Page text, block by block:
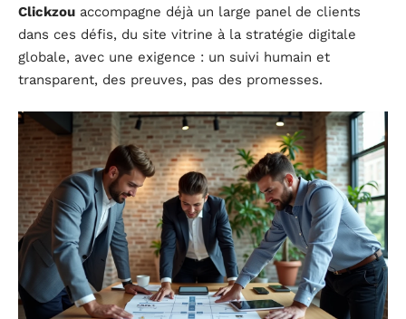
Clickzou accompagne déjà un large panel de clients
dans ces défis, du site vitrine à la stratégie digitale
globale, avec une exigence : un suivi humain et
transparent, des preuves, pas des promesses.